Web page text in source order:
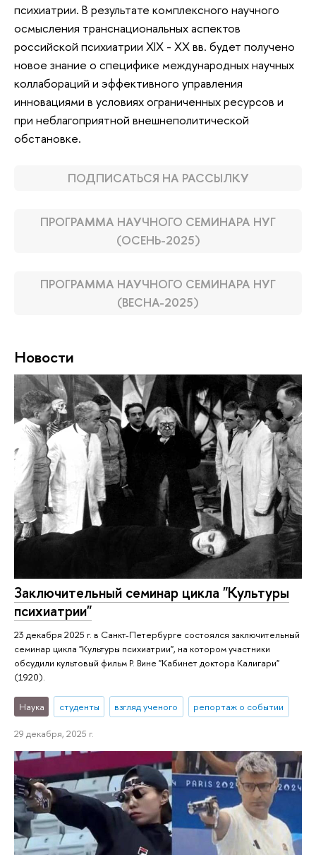
психиатрии. В результате комплексного научного
осмысления транснациональных аспектов
российской психиатрии XIX - XX вв. будет получено
новое знание о специфике международных научных
коллабораций и эффективного управления
инновациями в условиях ограниченных ресурсов и
при неблагоприятной внешнеполитической
обстановке.
ПОДПИСАТЬСЯ НА РАССЫЛКУ
ПРОГРАММА НАУЧНОГО СЕМИНАРА НУГ
(ОСЕНЬ-2025)
ПРОГРАММА НАУЧНОГО СЕМИНАРА НУГ
(ВЕСНА-2025)
Новости
Заключительный семинар цикла "Культуры
психиатрии"
23 декабря 2025 г. в Санкт-Петербурге состоялся заключительный
семинар цикла "Культуры психиатрии", на котором участники
обсудили культовый фильм Р. Вине "Кабинет доктора Калигари"
(1920).
Наука студенты взгляд ученого репортаж о событии
29 декабря, 2025 г.